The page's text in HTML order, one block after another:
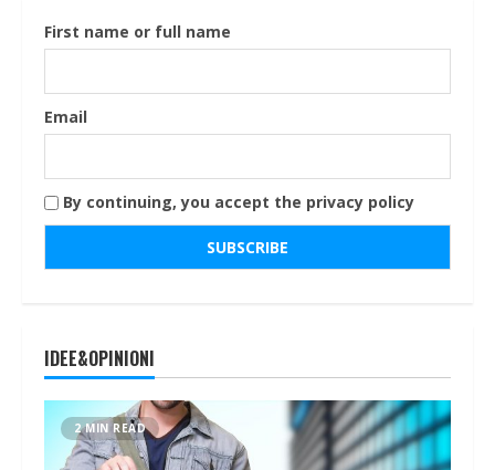
First name or full name
Email
By continuing, you accept the privacy policy
IDEE&OPINIONI
2 MIN READ